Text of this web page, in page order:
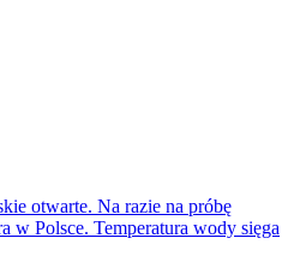
otwarte. Na razie na próbę
w Polsce. Temperatura wody sięga